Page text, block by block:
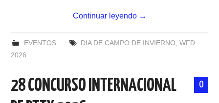
Continuar leyendo →
EVENTOS DIA DE CAMPO DE INVIERNO, WFD
2026
0
28 CONCURSO INTERNACIONAL